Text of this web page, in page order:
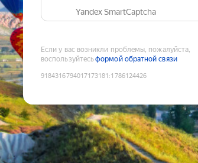
Yandex SmartCaptcha
Если у вас возникли проблемы, пожалуйста,
воспользуйтесьформой обратной связи
9184316794017173181 :1786124426